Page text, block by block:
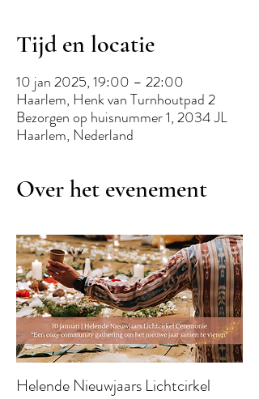
Tijd en locatie
10 jan 2025, 19:00 – 22:00
Haarlem, Henk van Turnhoutpad 2
Bezorgen op huisnummer 1, 2034 JL
Haarlem, Nederland
Over het evenement
Helende Nieuwjaars Lichtcirkel